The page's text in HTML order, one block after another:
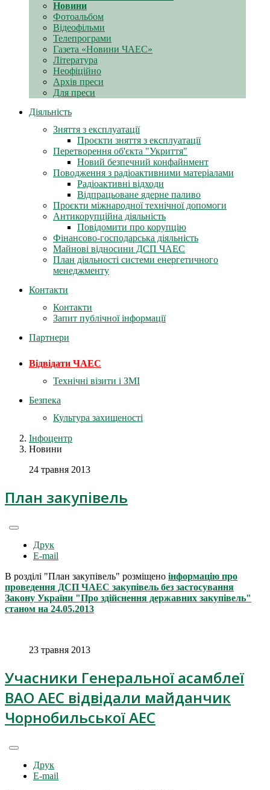
Новини
Фотоальбом
Відеофільми
Телепрограми
Газета «Новини ЧАЕС»
Література
Неофіційно
Архів преси
Для преси
Діяльність
Зняття з експлуатації
Проєкти зняття з експлуатації
Перетворення об'єкта "Укриття"
Новий безпечний конфайнмент
Поводження з радіоактивними матеріалами
Радіоактивні відходи
Відпрацьоване ядерне паливо
Проєкти міжнародної технічної допомоги
Антикорупційна діяльність
Повідомити про корупцію
Фінансово-господарська діяльність
Майнові відносини ДСП ЧАЕС
План діяльності системи енергетичного
менеджменту
Контакти
Контакти
Запит публічної інформації
Партнери
Відвідати ЧАЕС
Технічні візити і ЗМІ
Безпека
Культура захищеності
Інфоцентр
Новини
24 травня 2013
План закупівель
Друк
E-mail
В розділі "План закупівель" розміщено інформацію про
проведення ДСП ЧАЕС закупівель без застосування
Закону України "Про здійснення державних закупівель"
станом на 24.05.2013
23 травня 2013
Учасники Генеральної асамблеї
ВАО АЕС відвідали майданчик
Чорнобильської АЕС
Друк
E-mail